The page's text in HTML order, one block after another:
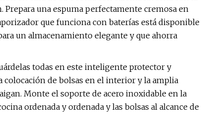
Prepara una espuma perfectamente cremosa en
que funciona con baterías está disponible
un almacenamiento elegante y que ahorra
todas en este inteligente protector y
de bolsas en el interior y la amplia
Monte el soporte de acero inoxidable en la
ordenada y ordenada y las bolsas al alcance de